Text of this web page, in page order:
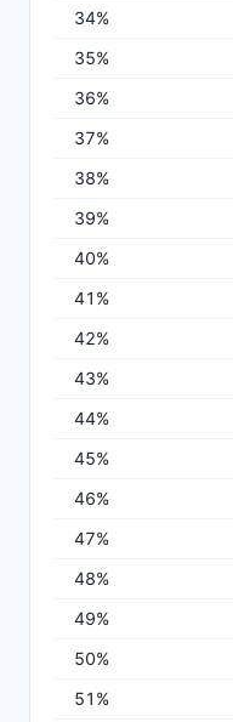
34%
35%
36%
37%
38%
39%
40%
41 %
42%
43%
44%
45%
46%
47%
48%
49%
50%
51 %
大企業向けの